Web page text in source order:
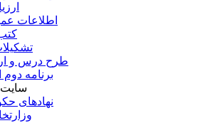
اطلاعات
طرح درس و
برنامه
سایت
نهادهای